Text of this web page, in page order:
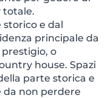
totale.
e dal
principale da
prestigio, o
house. Spazi
parte storica e
da non perdere